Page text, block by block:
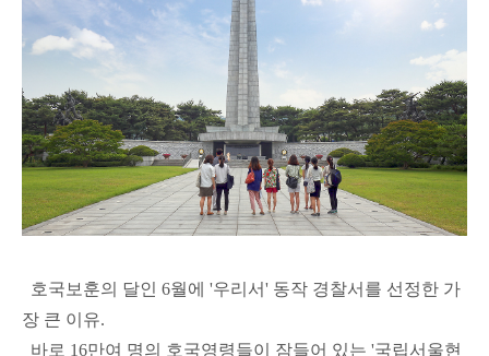
호국보훈의 달인 6월에 '우리서' 동작 경찰서를 선정한 가
장 큰 이유.
바로 16만여 명의 호국영령들이 잠들어 있는 '국립서울현